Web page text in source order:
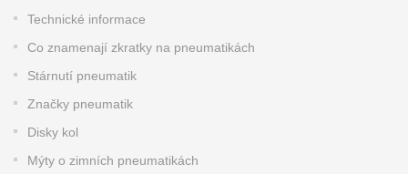
Technické informace
Co znamenají zkratky na pneumatikách
Stárnutí pneumatik
Značky pneumatik
Disky kol
Mýty o zimních pneumatikách